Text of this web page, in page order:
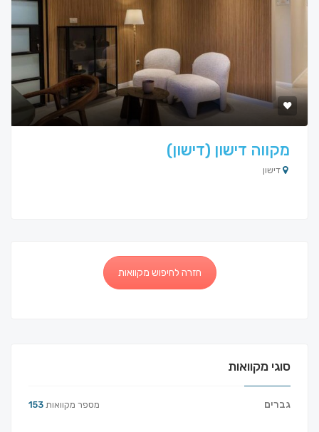
מקווה דישון (דישון)
דישון
חזרה לחיפוש מקוואות
סוגי מקוואות
גברים 153 מספר מקוואות